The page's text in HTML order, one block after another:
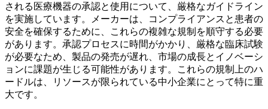
される医療機器の承認と使用について、厳格なガイドライン
を実施しています。メーカーは、コンプライアンスと患者の
安全を確保するために、これらの複雑な規制を順守する必要
があります。承認プロセスに時間がかかり、厳格な臨床試験
が必要なため、製品の発売が遅れ、市場の成長とイノベーシ
ョンに課題が生じる可能性があります。これらの規制上のハ
ードルは、リソースが限られている中小企業にとって特に重
大です。